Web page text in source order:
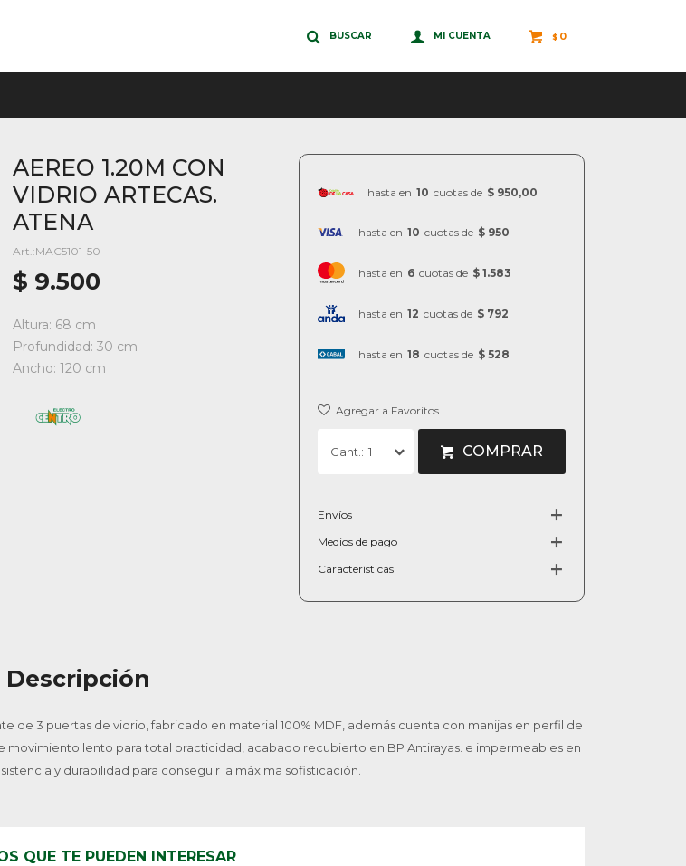
$ 0
AEREO 1.20M CON
VIDRIO ARTECAS.
ATENA
MAC5101-50
$ 9.500
Altura: 68 cm
Profundidad: 30 cm
Ancho: 120 cm
hasta en 10 cuotas de $ 950,00
hasta en 10 cuotas de $ 950
hasta en 6 cuotas de $ 1.583
hasta en 12 cuotas de $ 792
hasta en 18 cuotas de $ 528
1 COMPRAR
Envíos
Medios de pago
Características
Descripción
de 3 puertas de vidrio, fabricado en material 100% MDF, además cuenta con manijas en perfil de
lento para total practicidad, acabado recubierto en BP Antirayas. e impermeables en
y durabilidad para conseguir la máxima sofisticación.
QUE TE PUEDEN INTERESAR